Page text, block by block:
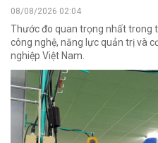
08/08/2026 02:04
Thước đo quan trọng nhất trong
công nghệ, năng lực quản trị và
nghiệp Việt Nam.